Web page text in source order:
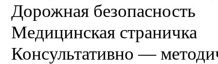
Дорожная безопасность
Медицинская страничка
Консультативно —